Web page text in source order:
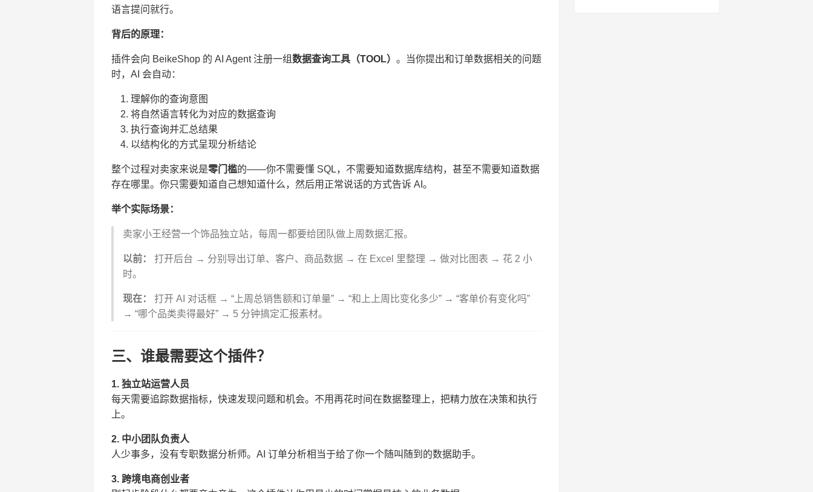
语言提问就行。
背后的原理：
插件会向 BeikeShop 的 AI Agent 注册一组数据查询工具（TOOL） 。当你提出和订单数据相关的问题
时，AI 会自动：
理解你的查询意图
将自然语言转化为对应的数据查询
执行查询并汇总结果
以结构化的方式呈现分析结论
整个过程对卖家来说是零门槛的——你不需要懂 SQL，不需要知道数据库结构，甚至不需要知道数据
存在哪里。你只需要知道自己想知道什么，然后用正常说话的方式告诉 AI。
举个实际场景：
卖家小王经营一个饰品独立站，每周一都要给团队做上周数据汇报。
以前：
打开后台 → 分别导出订单、客户、商品数据 → 在 Excel 里整理 → 做对比图表 → 花 2 小
时。
现在：
打开 AI 对话框 → “上周总销售额和订单量” → “和上上周比变化多少” → “客单价有变化吗”
→ “哪个品类卖得最好” → 5 分钟搞定汇报素材。
三、谁最需要这个插件？
1. 独立站运营人员
每天需要追踪数据指标，快速发现问题和机会。不用再花时间在数据整理上，把精力放在决策和执行
上。
2. 中小团队负责人
人少事多，没有专职数据分析师。AI 订单分析相当于给了你一个随叫随到的数据助手。
3. 跨境电商创业者